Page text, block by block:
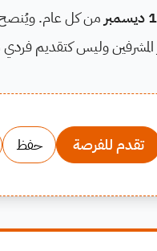
1 ديسمبر
المشرفين وليس كتقديم فردي
تقدم للفرصة حفظ